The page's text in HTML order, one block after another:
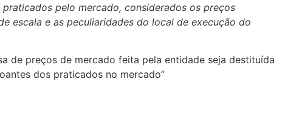
pelo mercado, considerados os preços
escala e as peculiaridades do local de execução do
de preços de mercado feita pela entidade seja destituída
dos praticados no mercado”